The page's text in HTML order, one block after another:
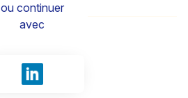
ou continuer
avec
Se connecter avec LinkedIn